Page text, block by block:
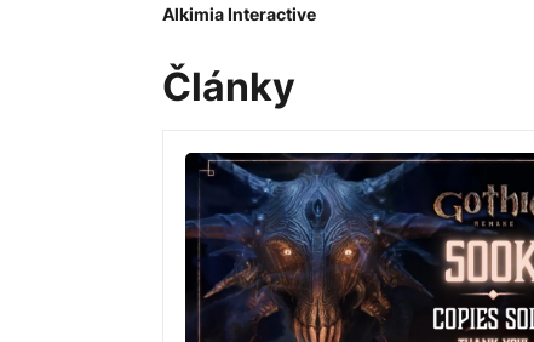
Alkimia Interactive
Články